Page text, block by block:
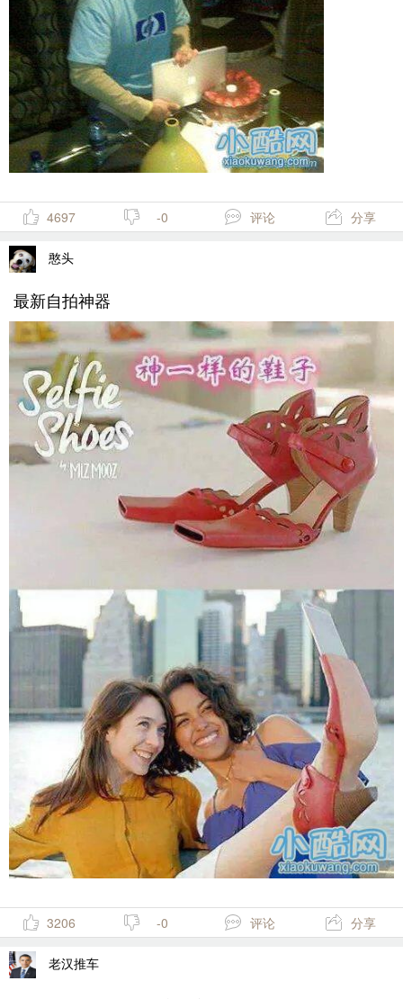
4697 -0 评论 分享
憨头
最新自拍神器
3206 -0 评论 分享
老汉推车